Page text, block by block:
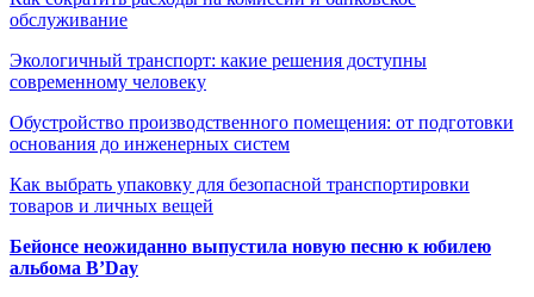
обслуживание
Экологичный транспорт: какие решения доступны
современному человеку
Обустройство производственного помещения: от подготовки
основания до инженерных систем
Как выбрать упаковку для безопасной транспортировки
товаров и личных вещей
Бейонсе неожиданно выпустила новую песню к юбилею
альбома B’Day